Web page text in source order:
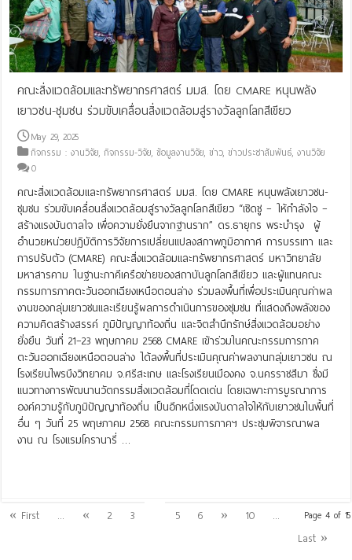
คณะสิ่งแวดล้อมและทรัพยากรศาสตร์ มมส. โดย CMARE หนุนพลัง
เยาวชน-ชุมชน ร่วมขับเคลื่อนสิ่งแวดล้อมสู่รางวัลลูกโลกสีเขียว
May 29, 2025
กิจกรรม : งานวิจัย,กิจกรรม-วิจัย,ข้อมูลงานวิจัย,ข่าว,ข่าวประชาสัมพันธ์,งานวิจัย
0
คณะสิ่งแวดล้อมและทรัพยากรศาสตร์ มมส. โดย CMARE หนุนพลังเยาวชน-
ชุมชน ร่วมขับเคลื่อนสิ่งแวดล้อมสู่รางวัลลูกโลกสีเขียว “เชิดชู – ให้กำลังใจ –
สร้างแรงบันดาลใจ เพื่อความยั่งยืนจากฐานราก” ดร.ธายุกร พระบำรุง ผู้
อำนวยหน่วยปฏิบัติการวิจัยการเปลี่ยนแปลงสภาพภูมิอากาศ การบรรเทา และ
การปรับตัว (CMARE) คณะสิ่งแวดล้อมและทรัพยากรศาสตร์ มหาวิทยาลัย
มหาสารคาม ในฐานะภาคีเครือข่ายของสถาบันลูกโลกสีเขียว และผู้แทนคณะ
กรรมการภาคตะวันออกเฉียงเหนือตอนล่าง ร่วมลงพื้นที่เพื่อประเมินคุณค่าผล
งานของกลุ่มเยาวชนและเรียนรู้ผลการดำเนินการของชุมชน ที่แสดงถึงพลังของ
ความคิดสร้างสรรค์ ภูมิปัญญาท้องถิ่น และจิตสำนึกรักษ์สิ่งแวดล้อมอย่าง
ยั่งยืน วันที่ 21–23 พฤษภาคม 2568 CMARE เข้าร่วมในคณะกรรมการภาค
ตะวันออกเฉียงเหนือตอนล่าง ได้ลงพื้นที่ประเมินคุณค่าผลงานกลุ่มเยาวชน ณ
โรงเรียนไพรบึงวิทยาคม จ.ศรีสะเกษ และโรงเรียนเมืองคง จ.นครราชสีมา ซึ่งมี
แนวทางการพัฒนานวัตกรรมสิ่งแวดล้อมที่โดดเด่น โดยเฉพาะการบูรณาการ
องค์ความรู้กับภูมิปัญญาท้องถิ่น เป็นอีกหนึ่งแรงบันดาลใจให้กับเยาวชนในพื้นที่
อื่น ๆ วันที่ 25 พฤษภาคม 2568 คณะกรรมการภาคฯ ประชุมพิจารณาผล
งาน ณ โรงแรมโครานารี่ …
Page 4 of 15
« First ... « 2 3 5 6 » 10
...
Last »